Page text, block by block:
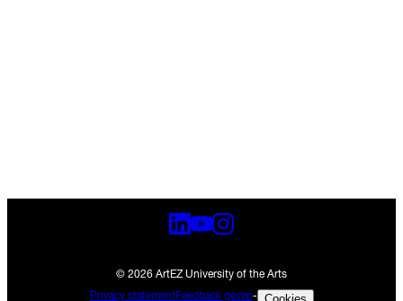
© 2026 ArtEZ University of the Arts
Privacy statementFeedback geven-